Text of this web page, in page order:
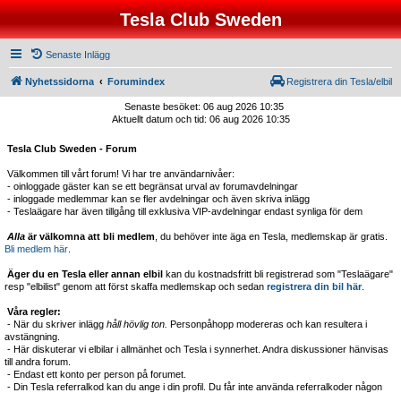
Tesla Club Sweden
Senaste Inlägg
Nyhetssidorna Forumindex Registrera din Tesla/elbil
Senaste besöket: 06 aug 2026 10:35
Aktuellt datum och tid: 06 aug 2026 10:35
Tesla Club Sweden - Forum
Välkommen till vårt forum! Vi har tre användarnivåer:
- oinloggade gäster kan se ett begränsat urval av forumavdelningar
- inloggade medlemmar kan se fler avdelningar och även skriva inlägg
- Teslaägare har även tillgång till exklusiva VIP-avdelningar endast synliga för dem
Alla är välkomna att bli medlem , du behöver inte äga en Tesla, medlemskap är gratis.
Bli medlem här
Äger du en Tesla eller annan elbil kan du kostnadsfritt bli registrerad som "Teslaägare"
resp "elbilist" genom att först skaffa medlemskap och sedan registrera din bil här.
Våra regler:
- När du skriver inlägg håll hövlig ton. Personpåhopp modereras och kan resultera i
avstängning.
- Här diskuterar vi elbilar i allmänhet och Tesla i synnerhet. Andra diskussioner hänvisas
till andra forum.
- Endast ett konto per person på forumet.
- Din Tesla referralkod kan du ange i din profil. Du får inte använda referralkoder någon